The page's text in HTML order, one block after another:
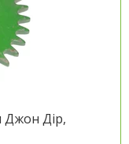
Джон Дір,